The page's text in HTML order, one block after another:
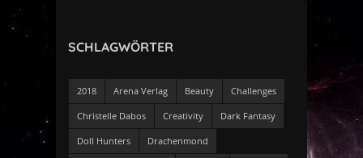
SCHLAGWÖRTER
2018 Arena Verlag Beauty Challenges
Christelle Dabos Creativity Dark Fantasy
Doll Hunters Drachenmond